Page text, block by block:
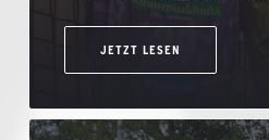
JETZT LESEN